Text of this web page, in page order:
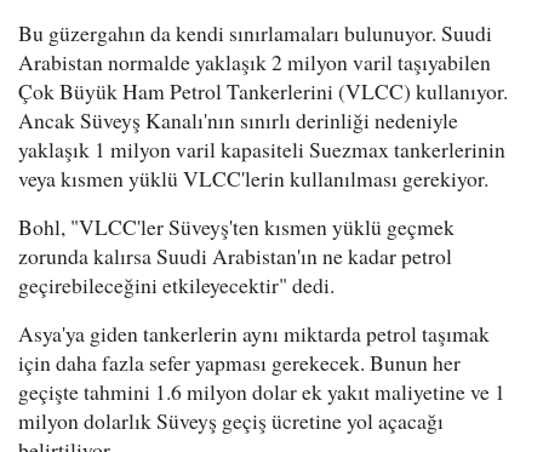
Bu güzergahın da kendi sınırlamaları bulunuyor. Suudi
Arabistan normalde yaklaşık 2 milyon varil taşıyabilen
Çok Büyük Ham Petrol Tankerlerini (VLCC) kullanıyor.
Ancak Süveyş Kanalı'nın sınırlı derinliği nedeniyle
yaklaşık 1 milyon varil kapasiteli Suezmax tankerlerinin
veya kısmen yüklü VLCC'lerin kullanılması gerekiyor.
Bohl, "VLCC'ler Süveyş'ten kısmen yüklü geçmek
zorunda kalırsa Suudi Arabistan'ın ne kadar petrol
geçirebileceğini etkileyecektir" dedi.
Asya'ya giden tankerlerin aynı miktarda petrol taşımak
için daha fazla sefer yapması gerekecek. Bunun her
geçişte tahmini 1.6 milyon dolar ek yakıt maliyetine ve 1
milyon dolarlık Süveyş geçiş ücretine yol açacağı